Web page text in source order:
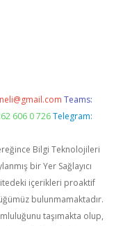
Teams:
606 0 726 Telegram:
Bilgi Teknolojileri
bir Yer Sağlayıcı
içerikleri proaktif
bulunmamaktadır.
taşımakta olup,